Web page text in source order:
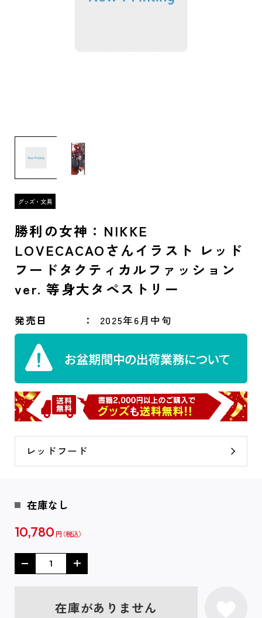
勝利の女神：NIKKE
LOVECACAOさんイラスト レッド
フードタクティカルファッション
ver. 等身大タペストリー
発売日 2025年6月中旬
レッドフード
在庫なし
10,780 円
在庫がありません